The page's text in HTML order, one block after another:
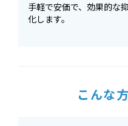
手軽で安価で、効果的な
化します。
こんな